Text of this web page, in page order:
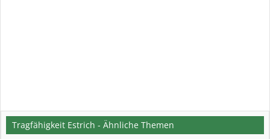
Tragfähigkeit Estrich - Ähnliche Themen